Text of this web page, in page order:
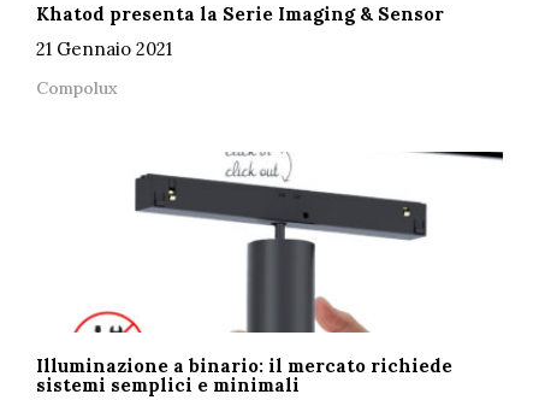
Khatod presenta la Serie Imaging & Sensor
21 Gennaio 2021
Compolux
Illuminazione a binario: il mercato richiede
sistemi semplici e minimali